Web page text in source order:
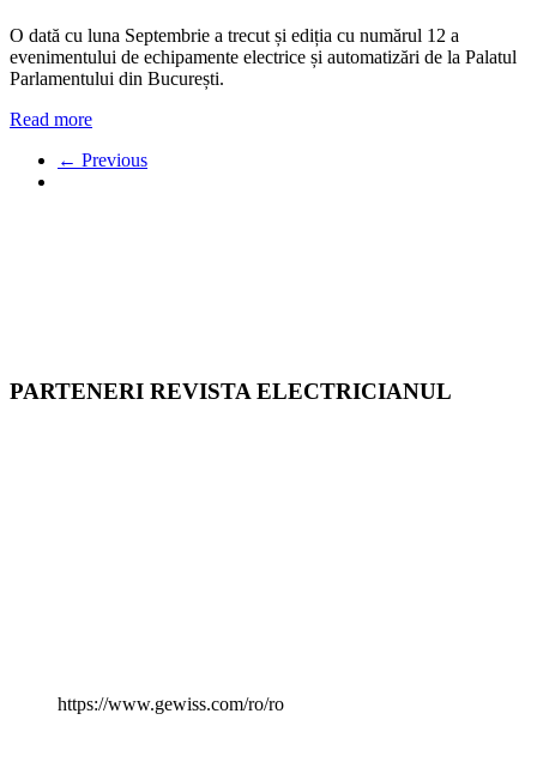
O dată cu luna Septembrie a trecut și ediția cu numărul 12 a
evenimentului de echipamente electrice și automatizări de la Palatul
Parlamentului din București.
Read more
← Previous
PARTENERI REVISTA ELECTRICIANUL
https://www.gewiss.com/ro/ro